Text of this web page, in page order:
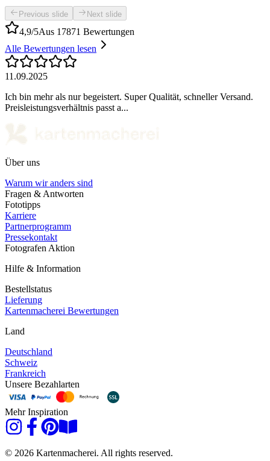
Previous slide Next slide
4,9/5Aus 17871 Bewertungen
Alle Bewertungen lesen
11.09.2025
Ich bin mehr als nur begeistert. Super Qualität, schneller Versand.
Preisleistungsverhältnis passt a...
Über uns
Warum wir anders sind
Fragen & Antworten
Fototipps
Karriere
Partnerprogramm
Pressekontakt
Fotografen Aktion
Hilfe & Information
Bestellstatus
Lieferung
Kartenmacherei Bewertungen
Land
Deutschland
Schweiz
Frankreich
Unsere Bezahlarten
Mehr Inspiration
© 2026 Kartenmacherei. All rights reserved.